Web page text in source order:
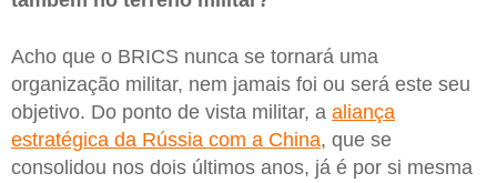
Acho que o BRICS nunca se tornará uma
organização militar, nem jamais foi ou será este seu
objetivo. Do ponto de vista militar, a aliança
estratégica da Rússia com a China, que se
consolidou nos dois últimos anos, já é por si mesma